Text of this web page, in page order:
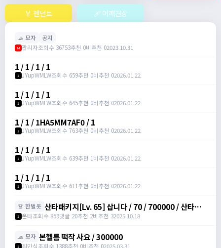
🏅 펜던트 🩹 어깨견장
🧢 모자 공지
M 관리자조회수 36753추천 0비추천 02023.10.31
1 / 1 / 1 / 1
1 JYupWMLW조회수 659추천 0비추천 02026.01.22
1 / 1 / 1 / 1
1 JYupWMLW조회수 645추천 0비추천 02026.01.22
1 / 1 / 1HA5MM7AF0 / 1
1 JYupWMLW조회수 763추천 0비추천 02026.01.22
1 / 1 / 1 / 1
1 JYupWMLW조회수 639추천 1비추천 02026.01.22
1 / 1 / 1 / 1
1 JYupWMLW조회수 611추천 0비추천 02026.01.22
👗 한벌옷 산타패키지[Lv. 65] 삽니다 / 70 / 700000 / 산타패
키지[Lv. 65] /
1 폰타조회수 859댓글 20추천 2비추천 32025.10.18
🧢 모자 본헬름 떡작 사요 / 300000
1 최민식조회수 1388추천 0비추천 02025.03.31